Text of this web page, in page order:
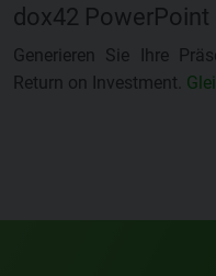
dox42 PowerPoint
Generieren Sie Ihre
Return on Investment.